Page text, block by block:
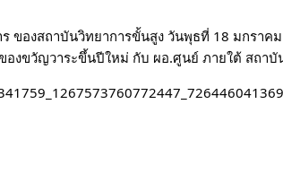
ของสถาบันวิทยาการขั้นสูง วันพุธที่ 18 มกราค
งขวัญวาระขึ้นปีใหม่ กับ ผอ.ศูนย์ ภายใต้ สถาบั